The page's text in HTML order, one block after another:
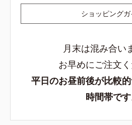
ショッピングガ
月末は混み合い
お早めにご注文く
平日のお昼前後が比較
時間帯です